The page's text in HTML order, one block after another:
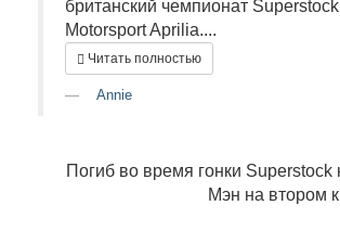
британский чемпионат
Motorsport Aprilia....
Читать полностью
Annie
Погиб во время гонки Superstock
Мэн на втором